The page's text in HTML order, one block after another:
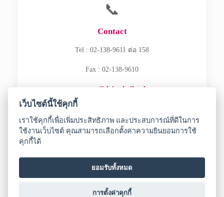
📞
Contact
Tel : 02-138-9611 ต่อ 158
Fax : 02-138-9610
ecommerce@daisothailand.com
Privacy Notice
เว็บไซต์นี้ใช้คุกกี้
เราใช้คุกกี้เพื่อเพิ่มประสิทธิภาพ และประสบการณ์ที่ดีในการ
ใช้งานเว็บไซต์ คุณสามารถเลือกตั้งค่าความยินยอมการใช้
คุกกี้ได้
ยอมรับทั้งหมด
การตั้งค่าคุกกี้